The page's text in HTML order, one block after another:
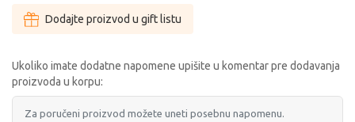
Dodajte proizvod u gift listu
Ukoliko imate dodatne napomene upišite u komentar pre dodavanja
proizvoda u korpu: